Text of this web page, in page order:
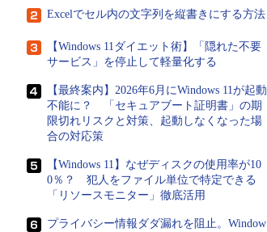
Excelでセル内の文字列を縦書きにする方法
【Windows 11ダイエット術】「隠れた不要
サービス」を停止して軽量化する
【最終案内】2026年6月にWindows 11が起動
不能に？ 「セキュアブート証明書」の期
限切れリスクと対策、起動しなくなった場
合の対応策
【Windows 11】なぜディスクの使用率が10
0％？ 犯人をファイル単位で特定できる
「リソースモニター」徹底活用
プライバシー情報ダダ漏れを阻止。Window